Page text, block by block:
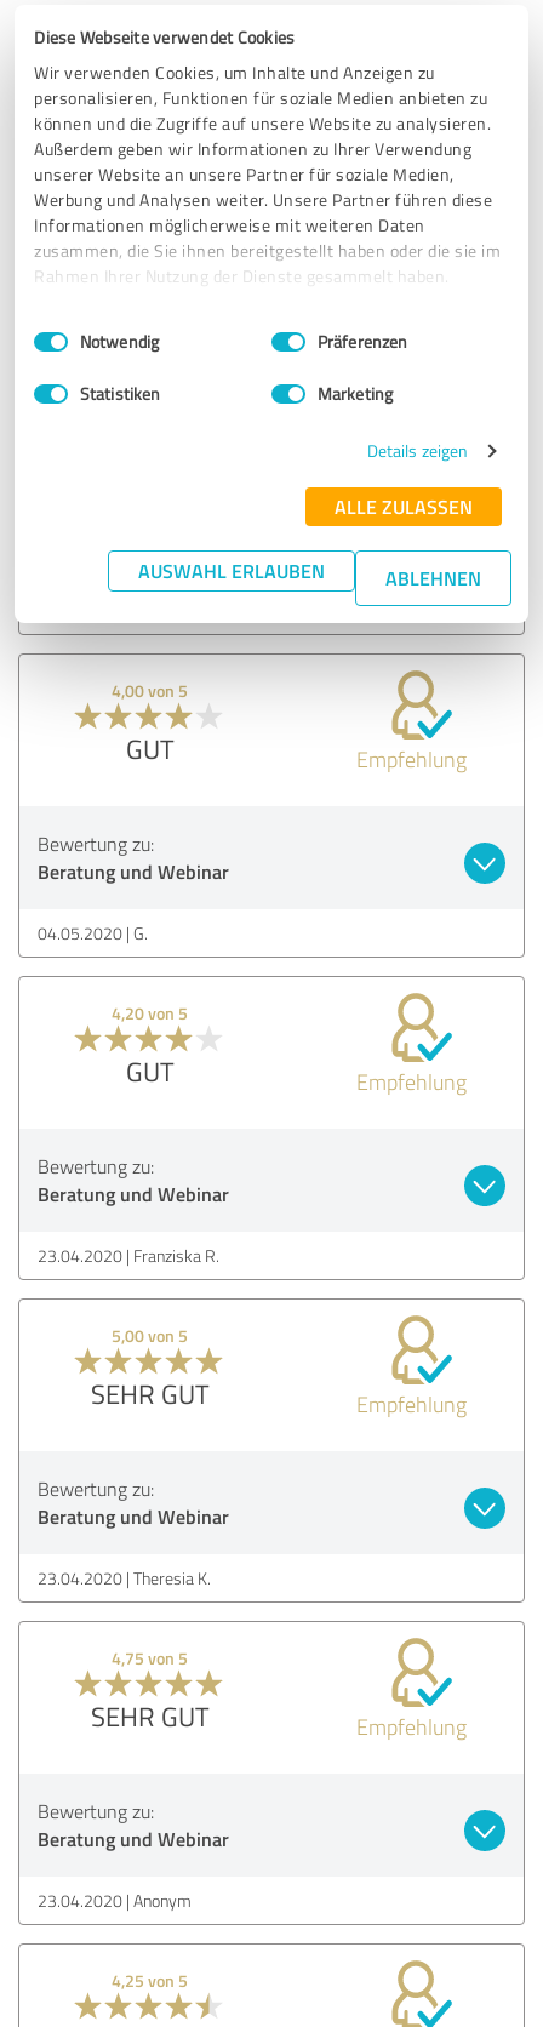
Diese Webseite verwendet Cookies
Wir verwenden Cookies, um Inhalte und Anzeigen zu
personalisieren, Funktionen für soziale Medien anbieten zu
können und die Zugriffe auf unsere Website zu analysieren.
Außerdem geben wir Informationen zu Ihrer Verwendung
unserer Website an unsere Partner für soziale Medien,
Werbung und Analysen weiter. Unsere Partner führen diese
Informationen möglicherweise mit weiteren Daten
zusammen, die Sie ihnen bereitgestellt haben oder die sie im
Rahmen Ihrer Nutzung der Dienste gesammelt haben.
Impressum Datenschutzbestimmungen
Einwilligungsauswahl
Notwendig Präferenzen
Statistiken Marketing
Details zeigen
ALLE ZULASSEN
AUSWAHL ERLAUBEN ABLEHNEN
4,00 von 5
GUT Empfehlung
Bewertung zu:
Beratung und Webinar
25.05.2020 Anonym
Beratung und Webinar
4,00 von 5
GUT Empfehlung
Bewertung zu:
Beratung und Webinar
04.05.2020 G.
4,20 von 5
GUT Empfehlung
Bewertung zu:
Beratung und Webinar
23.04.2020 Franziska R.
5,00 von 5
SEHR GUT Empfehlung
Bewertung zu:
Beratung und Webinar
23.04.2020 Theresia K.
4,75 von 5
SEHR GUT Empfehlung
Bewertung zu:
Beratung und Webinar
23.04.2020 Anonym
4,25 von 5